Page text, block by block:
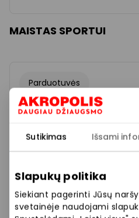
Sutikimas Išsami
Slapukų politika
Siekiant pagerinti Jūsų
svetainėje naudojami
MAISTAS SPORTUI
Parduotuvės